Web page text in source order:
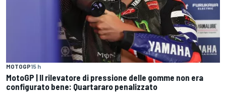
MOTOGP15 h
MotoGP | Il rilevatore di pressione delle gomme non era
configurato bene: Quartararo penalizzato